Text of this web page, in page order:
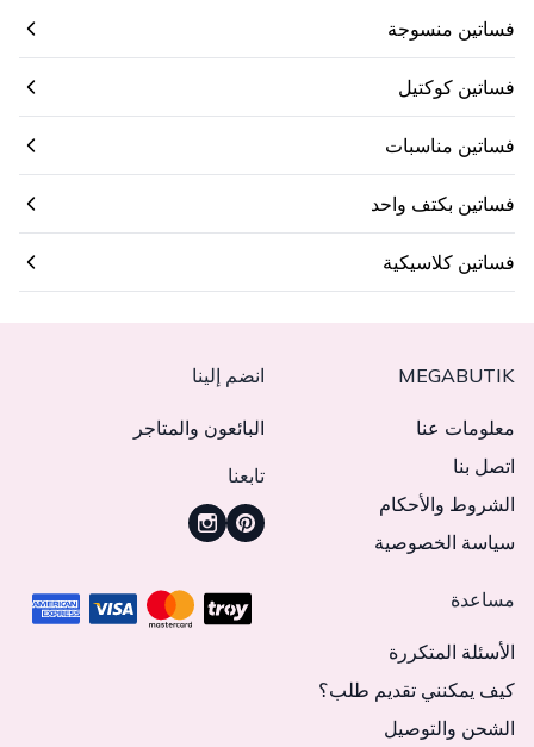
فساتين منسوجة
فساتين كوكتيل
فساتين مناسبات
فساتين بكتف واحد
فساتين كلاسيكية
MEGABUTIK
معلومات عنا
اتصل بنا
الشروط والأحكام
سياسة الخصوصية
انضم إلينا
البائعون والمتاجر
تابعنا
مساعدة
الأسئلة المتكررة
كيف يمكنني تقديم طلب؟
الشحن والتوصيل